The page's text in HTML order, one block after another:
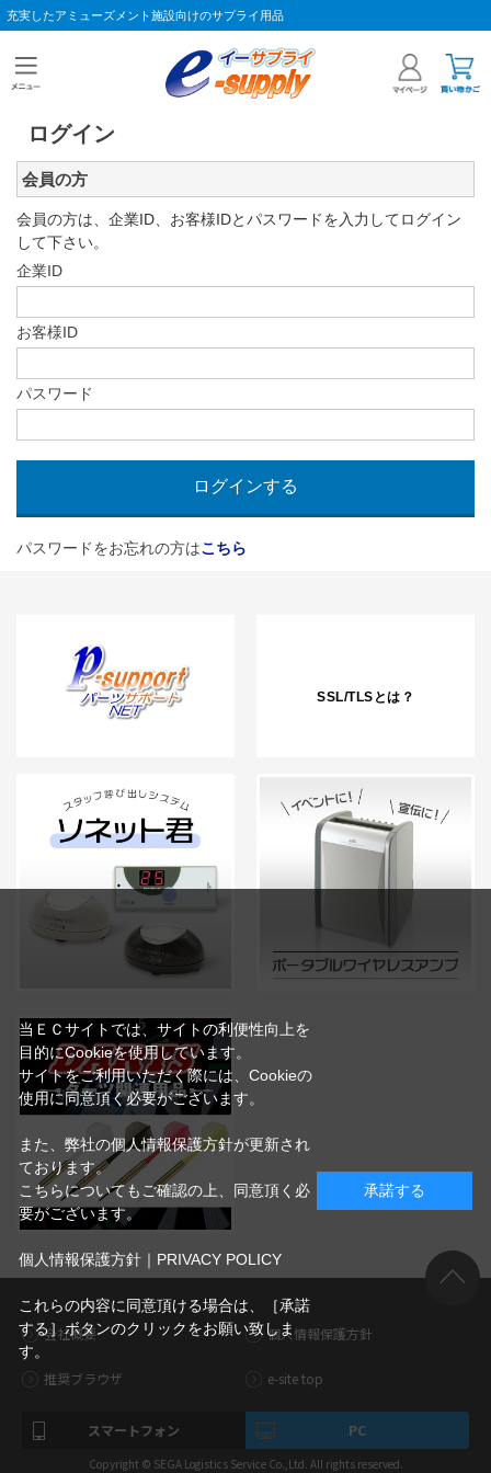
充実したアミューズメント施設向けのサプライ用品
ログイン
会員の方
会員の方は、企業ID、お客様IDとパスワードを入力してログイン
して下さい。
企業ID
お客様ID
パスワード
パスワードをお忘れの方はこちら
SSL/TLSとは？
会社概要 個人情報保護方針
推奨ブラウザ e-site top
スマートフォン PC
Copyright © SEGA Logistics Service Co.,Ltd. All rights reserved.
当ＥＣサイトでは、サイトの利便性向上を
目的にCookieを使用しています。
サイトをご利用いただく際には、Cookieの
使用に同意頂く必要がございます。
また、弊社の個人情報保護方針が更新され
ております。
こちらについてもご確認の上、同意頂く必
要がございます。
個人情報保護方針｜PRIVACY POLICY
これらの内容に同意頂ける場合は、［承諾
する］ボタンのクリックをお願い致しま
す。
承諾する